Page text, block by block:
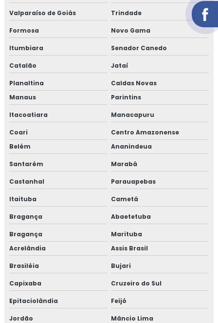
Valparaíso de Goiás Trindade
Formosa Novo Gama
Itumbiara Senador Canedo
Catalão Jataí
Planaltina
Caldas Novas
Manaus
Parintins
Itacoatiara Manacapuru
Coari
Centro Amazonense
Belém
Ananindeua
Santarém Marabá
Castanhal Parauapebas
Itaituba Cametá
Bragança Abaetetuba
Bragança
Marituba
Acrelândia
Assis Brasil
Brasiléia Bujari
Capixaba Cruzeiro do Sul
Epitaciolândia Feijó
Jordão Mâncio Lima